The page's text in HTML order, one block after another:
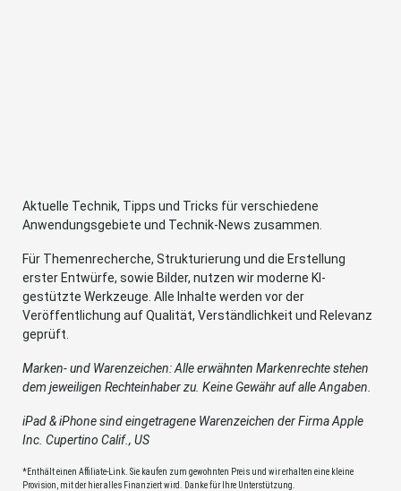
Aktuelle Technik, Tipps und Tricks für verschiedene
Anwendungsgebiete und Technik-News zusammen.
Für Themenrecherche, Strukturierung und die Erstellung
erster Entwürfe, sowie Bilder, nutzen wir moderne KI-
gestützte Werkzeuge. Alle Inhalte werden vor der
Veröffentlichung auf Qualität, Verständlichkeit und Relevanz
geprüft.
Marken- und Warenzeichen: Alle erwähnten Markenrechte stehen
dem jeweiligen Rechteinhaber zu. Keine Gewähr auf alle Angaben.
iPad & iPhone sind eingetragene Warenzeichen der Firma Apple
Inc. Cupertino Calif., US
*Enthält einen Affiliate-Link. Sie kaufen zum gewohnten Preis und wir erhalten eine kleine
Provision, mit der hier alles Finanziert wird. Danke für Ihre Unterstützung.